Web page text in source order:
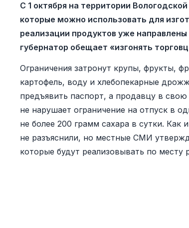
С 1 октября на территории
которые можно использовать для
реализации продуктов уже
губернатор обещает «изгонять
Ограничения затронут крупы, фрукты,
картофель, воду и хлебопекарные
предъявить паспорт, а продавцу в
не нарушает ограничение на отпуск в
не более 200 грамм сахара в сутки. Как
не разъяснили, но местные СМИ
которые будут реализовывать по месту